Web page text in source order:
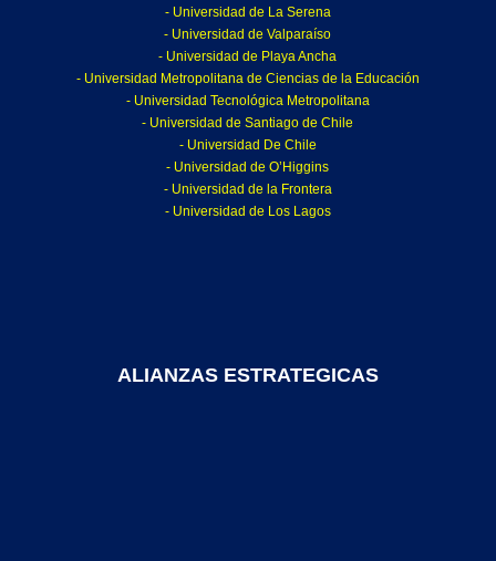
- Universidad de La Serena
- Universidad de Valparaíso
- Universidad de Playa Ancha
- Universidad Metropolitana de Ciencias de la Educación
- Universidad Tecnológica Metropolitana
- Universidad de Santiago de Chile
- Universidad De Chile
- Universidad de O’Higgins
- Universidad de la Frontera
- Universidad de Los Lagos
ALIANZAS ESTRATEGICAS